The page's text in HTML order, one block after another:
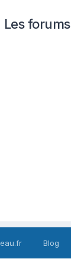
forums
Blog